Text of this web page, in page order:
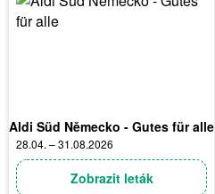
Aldi Süd Německo - Gutes für alle
28.04. – 31.08.2026
Zobrazit leták